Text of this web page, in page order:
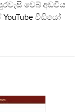
වෙබ් අඩවිය
YouTube වීඩියෝ